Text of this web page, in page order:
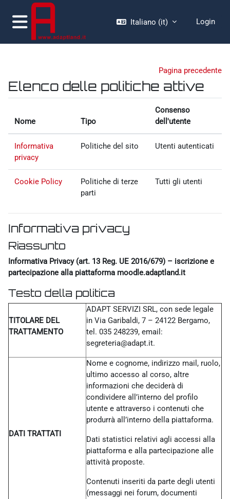
Vai al contenuto principale
Pannello laterale
Italiano ‎(it)‎ Login
Pagina precedente
Elenco delle politiche attive
Nome Tipo
Consenso
dell'utente
Informativa
privacy
Politiche del sito Utenti autenticati
Cookie Policy
Politiche di terze
parti
Tutti gli utenti
Informativa privacy
Riassunto
Informativa Privacy (art. 13 Reg. UE 2016/679) – iscrizione e
partecipazione alla piattaforma moodle.adaptland.it
Testo della politica
TITOLARE DEL
TRATTAMENTO
ADAPT SERVIZI SRL, con sede legale
in Via Garibaldi, 7 – 24122 Bergamo,
tel. 035 248239, email:
segreteria@adapt.it.
DATI TRATTATI
Nome e cognome, indirizzo mail, ruolo,
ultimo accesso al corso, altre
informazioni che deciderà di
condividere all’interno del profilo
utente e attraverso i contenuti che
produrrà all’interno della piattaforma.
Dati statistici relativi agli accessi alla
piattaforma e alla partecipazione alle
attività proposte.
Contenuti inseriti da parte degli utenti
(messaggi nei forum, documenti